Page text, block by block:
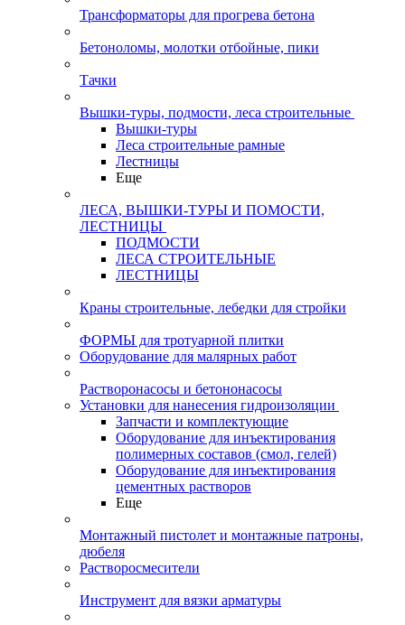
Трансформаторы для прогрева бетона
Бетоноломы, молотки отбойные, пики
Тачки
Вышки-туры, подмости, леса строительные
Вышки-туры
Леса строительные рамные
Лестницы
Еще
ЛЕСА, ВЫШКИ-ТУРЫ И ПОМОСТИ,
ЛЕСТНИЦЫ
ПОДМОСТИ
ЛЕСА СТРОИТЕЛЬНЫЕ
ЛЕСТНИЦЫ
Краны строительные, лебедки для стройки
ФОРМЫ для тротуарной плитки
Оборудование для малярных работ
Растворонасосы и бетононасосы
Установки для нанесения гидроизоляции
Запчасти и комплектующие
Оборудование для инъектирования
полимерных составов (смол, гелей)
Оборудование для инъектирования
цементных растворов
Еще
Монтажный пистолет и монтажные патроны,
дюбеля
Растворосмесители
Инструмент для вязки арматуры